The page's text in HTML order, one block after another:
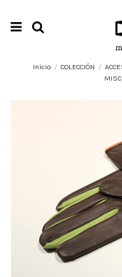
Inicio COLECCIÓN